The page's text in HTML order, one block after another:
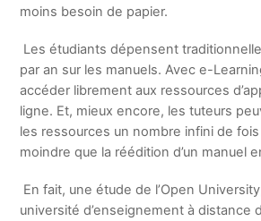
moins besoin de papier.
Les étudiants dépensent
par an sur les manuels. Avec e-
accéder librement aux ressources
ligne. Et, mieux encore, les tuteurs
les ressources un nombre infini de
moindre que la réédition d’un manuel
En fait, une étude de l’Open
université d’enseignement à distance